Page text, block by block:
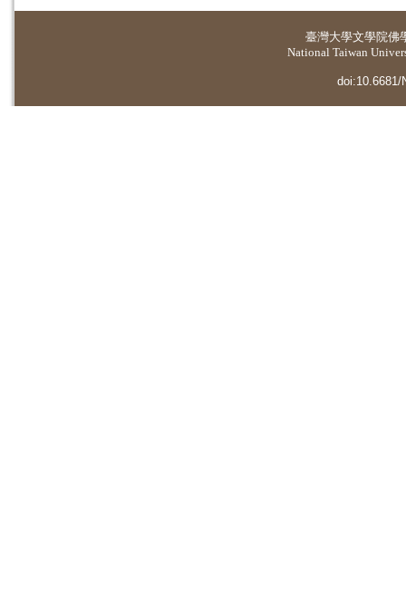
臺灣大學文學院佛
National Taiwan
doi:10.6681/